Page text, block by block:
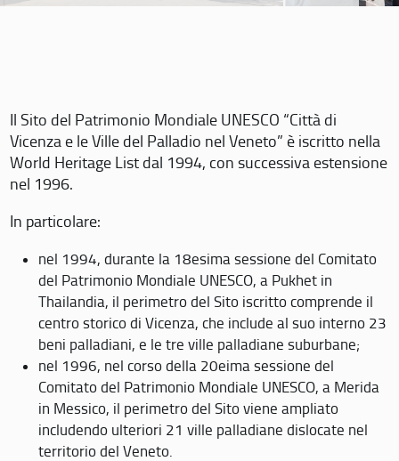
Il Sito del Patrimonio Mondiale UNESCO “Città di
Vicenza e le Ville del Palladio nel Veneto” è iscritto nella
World Heritage List dal 1994, con successiva estensione
nel 1996.
In particolare:
nel 1994, durante la 18esima sessione del Comitato
del Patrimonio Mondiale UNESCO, a Pukhet in
Thailandia, il perimetro del Sito iscritto comprende il
centro storico di Vicenza, che include al suo interno 23
beni palladiani, e le tre ville palladiane suburbane;
nel 1996, nel corso della 20eima sessione del
Comitato del Patrimonio Mondiale UNESCO, a Merida
in Messico, il perimetro del Sito viene ampliato
includendo ulteriori 21 ville palladiane dislocate nel
territorio del Veneto.